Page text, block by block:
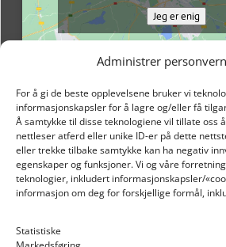
Administrer
For å gi de beste opplevelsene bruker vi
informasjonskapsler for å lagre og/eller få
Å samtykke til disse teknologiene vil tillate oss
nettleser atferd eller unike ID-er på dette
eller trekke tilbake samtykke kan ha negativ
egenskaper og funksjoner. Vi og våre
teknologier, inkludert informasjonskapsler/
informasjon om deg for forskjellige formål,
Statistiske
Jeg er enig